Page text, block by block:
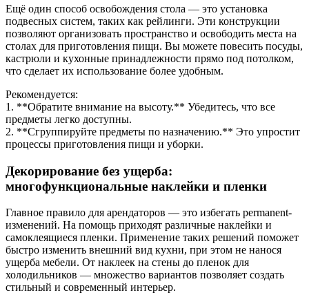
Ещё один способ освобождения стола — это установка
подвесных систем, таких как рейлинги. Эти конструкции
позволяют организовать пространство и освободить места на
столах для приготовления пищи. Вы можете повесить посуды,
кастрюли и кухонные принадлежности прямо под потолком,
что сделает их использование более удобным.
Рекомендуется:
1. **Обратите внимание на высоту.** Убедитесь, что все
предметы легко доступны.
2. **Сгруппируйте предметы по назначению.** Это упростит
процессы приготовления пищи и уборки.
Декорирование без ущерба:
многофункциональные наклейки и пленки
Главное правило для арендаторов — это избегать permanent-
изменений. На помощь приходят различные наклейки и
самоклеящиеся пленки. Применение таких решений поможет
быстро изменить внешний вид кухни, при этом не нанося
ущерба мебели. От наклеек на стены до пленок для
холодильников — множество вариантов позволяет создать
стильный и современный интерьер.